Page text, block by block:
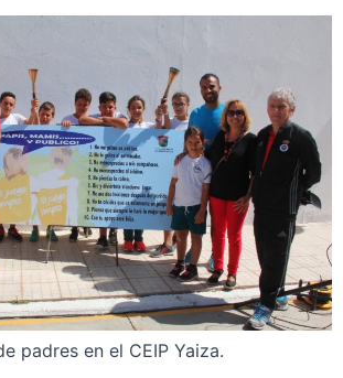
padres en el CEIP Yaiza.